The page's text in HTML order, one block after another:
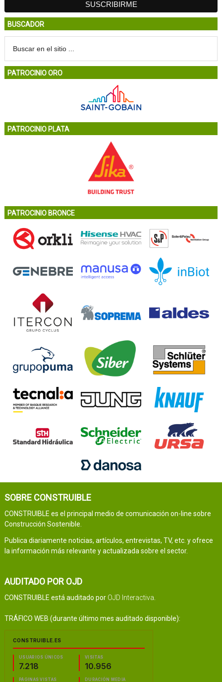
BUSCADOR
PATROCINIO ORO
PATROCINIO PLATA
PATROCINIO BRONCE
SOBRE CONSTRUIBLE
CONSTRUIBLE es el principal medio de comunicación on-line sobre
Construcción Sostenible.
Publica diariamente noticias, artículos, entrevistas, TV, etc. y ofrece
la información más relevante y actualizada sobre el sector.
AUDITADO POR OJD
CONSTRUIBLE está auditado por OJD Interactiva
TRÁFICO WEB (durante último mes auditado disponible):